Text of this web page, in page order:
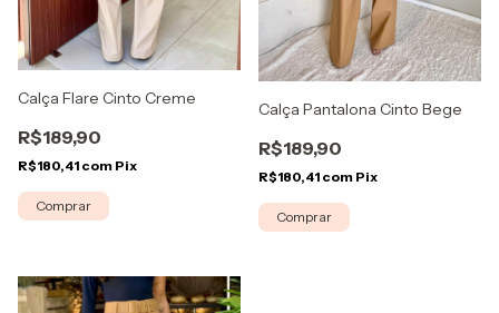
Calça Flare Cinto Creme
R$189,90
R$180,41 com Pix
Comprar
Calça Pantalona Cinto Bege
R$189,90
R$180,41 com Pix
Comprar